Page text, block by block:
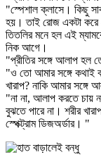
"স্পেশাল ক্লাসে। কিছু
হয়। তাই রোজ একটা
তিতলির মনে হল এই
নিক আগে।
"প্রীতির সঙ্গে আলাপ হল
"ও তো আমার সঙ্গে কথাই
খারাপ? নাকি আমার সঙ্গে
"না না, আলাপ করতে চায়
বুঝতে পারে না। শরীর
স্পেক্ট্রাম ডিজঅর্ডার। "